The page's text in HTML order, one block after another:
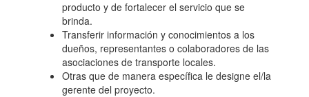
producto y de fortalecer el servicio que se
brinda.
Transferir información y conocimientos a los
dueños, representantes o colaboradores de las
asociaciones de transporte locales.
Otras que de manera específica le designe el/la
gerente del proyecto.